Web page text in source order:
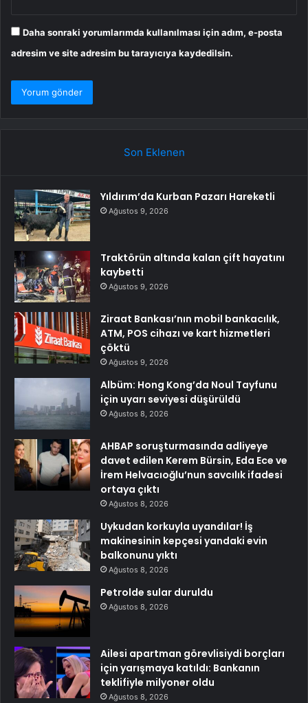
Daha sonraki yorumlarımda kullanılması için adım, e-posta
adresim ve site adresim bu tarayıcıya kaydedilsin.
Son Eklenen
Yıldırım’da Kurban Pazarı Hareketli
Ağustos 9, 2026
Traktörün altında kalan çift hayatını
kaybetti
Ağustos 9, 2026
Ziraat Bankası’nın mobil bankacılık,
ATM, POS cihazı ve kart hizmetleri
çöktü
Ağustos 9, 2026
Albüm: Hong Kong’da Noul Tayfunu
için uyarı seviyesi düşürüldü
Ağustos 8, 2026
AHBAP soruşturmasında adliyeye
davet edilen Kerem Bürsin, Eda Ece ve
İrem Helvacıoğlu’nun savcılık ifadesi
ortaya çıktı
Ağustos 8, 2026
Uykudan korkuyla uyandılar! İş
makinesinin kepçesi yandaki evin
balkonunu yıktı
Ağustos 8, 2026
Petrolde sular duruldu
Ağustos 8, 2026
Ailesi apartman görevlisiydi borçları
için yarışmaya katıldı: Bankanın
teklifiyle milyoner oldu
Ağustos 8, 2026